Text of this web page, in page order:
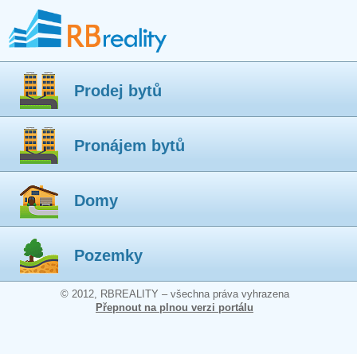
Prodej bytů
Pronájem bytů
Domy
Pozemky
© 2012, RBREALITY – všechna práva vyhrazena
Přepnout na plnou verzi portálu